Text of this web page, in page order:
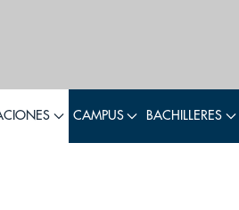
CAMPUS BACHILLERES